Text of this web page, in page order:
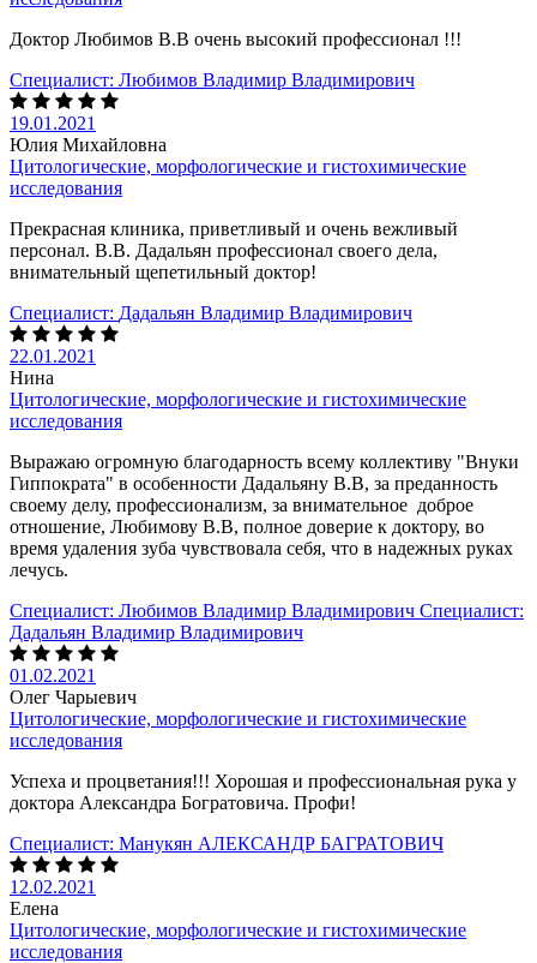
Доктор Любимов В.В очень высокий профессионал !!!
Специалист: Любимов Владимир Владимирович
19.01.2021
Юлия Михайловна
Цитологические, морфологические и гистохимические
исследования
Прекрасная клиника, приветливый и очень вежливый
персонал. В.В. Дадальян профессионал своего дела,
внимательный щепетильный доктор!
Специалист: Дадальян Владимир Владимирович
22.01.2021
Нина
Цитологические, морфологические и гистохимические
исследования
Выражаю огромную благодарность всему коллективу "Внуки
Гиппократа" в особенности Дадальяну В.В, за преданность
своему делу, профессионализм, за внимательное доброе
отношение, Любимову В.В, полное доверие к доктору, во
время удаления зуба чувствовала себя, что в надежных руках
лечусь.
Специалист: Любимов Владимир Владимирович Специалист:
Дадальян Владимир Владимирович
01.02.2021
Олег Чарыевич
Цитологические, морфологические и гистохимические
исследования
Успеха и процветания!!! Хорошая и профессиональная рука у
доктора Александра Богратовича. Профи!
Специалист: Манукян АЛЕКСАНДР БАГРАТОВИЧ
12.02.2021
Елена
Цитологические, морфологические и гистохимические
исследования